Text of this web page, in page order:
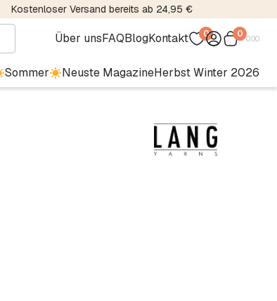
Kostenloser Versand bereits ab 24,95 €
Über unsFAQBlogKontakt 0 0€0.00
Sommer Neuste MagazineHerbst Winter 2026